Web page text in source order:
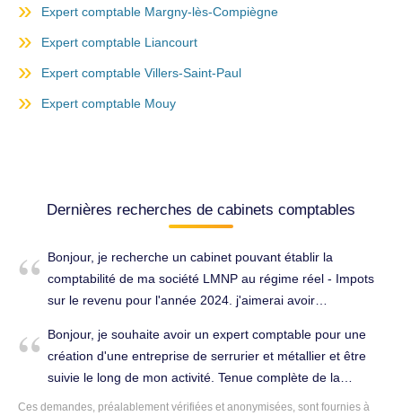
Expert comptable Margny-lès-Compiègne
Expert comptable Liancourt
Expert comptable Villers-Saint-Paul
Expert comptable Mouy
Dernières recherches de cabinets comptables
Bonjour, je recherche un cabinet pouvant établir la
comptabilité de ma société LMNP au régime réel - Impots
sur le revenu pour l'année 2024. j'aimerai avoir
comptes annuels à Montataire (60160).
Bonjour, je souhaite avoir un expert comptable pour une
création d'une entreprise de serrurier et métallier et être
suivie le long de mon activité. Tenue complète de la
comptabilité à Montataire (60160).
Ces demandes, préalablement vérifiées et anonymisées, sont fournies à